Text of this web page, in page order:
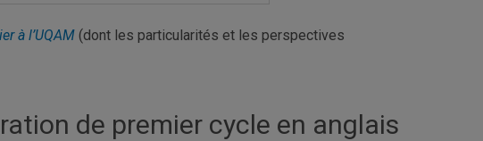
à l’UQAM (dont les particularités et les perspectives
de premier cycle en anglais